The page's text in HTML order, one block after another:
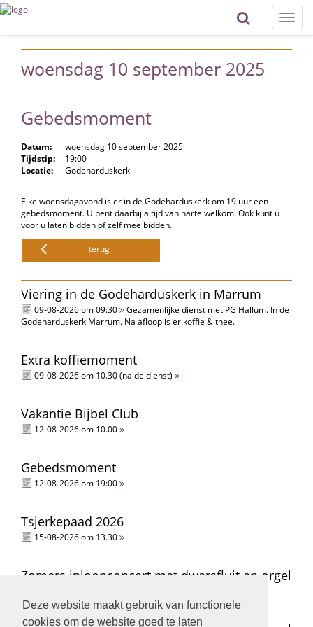
Deze website maakt gebruik van functionele
cookies om de website goed te laten
Toggle
woensdag 10 september 2025
Gebedsmoment
Datum:
woensdag 10 september 2025
Tijdstip:
19:00
Locatie:
Godeharduskerk
Elke woensdagavond is er in de Godeharduskerk om 19 uur een
gebedsmoment. U bent daarbij altijd van harte welkom. Ook kunt u
voor u laten bidden of zelf mee bidden.
terug
Viering in de Godeharduskerk in Marrum
09-08-2026 om 09:30
Gezamenlijke dienst met PG Hallum. In de
Godeharduskerk Marrum. Na afloop is er koffie & thee.
Extra koffiemoment
09-08-2026 om 10.30 (na de dienst)
Vakantie Bijbel Club
12-08-2026 om 10.00
Gebedsmoment
12-08-2026 om 19:00
Tsjerkepaad 2026
15-08-2026 om 13.30
Zomers inloopconcert met dwarsfluit en orgel